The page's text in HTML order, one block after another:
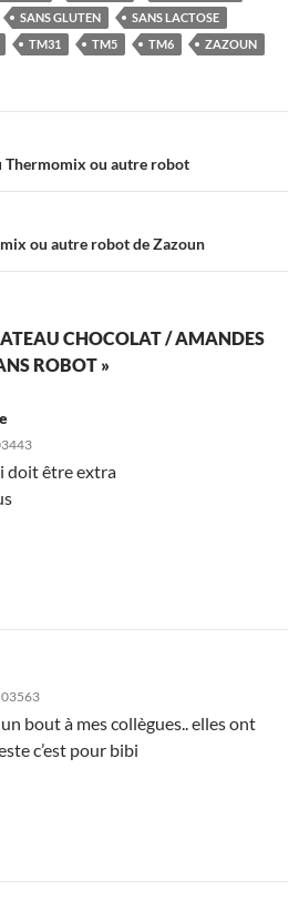
SANS GLUTEN
SANS LACTOSE
TM31 TM5 TM6 ZAZOUN
Thermomix ou autre robot
ou autre robot de Zazoun
CHOCOLAT / AMANDES
ROBOT »
doit être extra
03563
bout à mes collègues.. elles ont
c’est pour bibi